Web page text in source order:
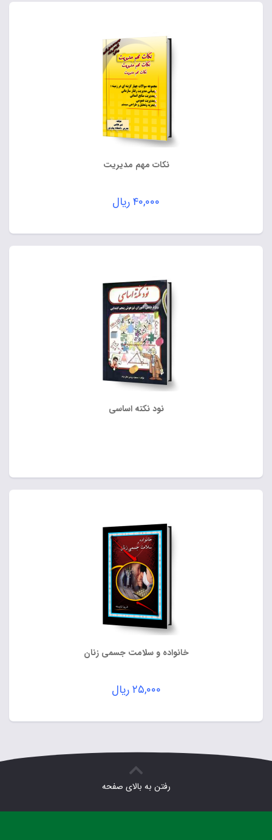
نکات مهم مدیریت
۴۰,۰۰۰ریال
نود نکته اساسی
خانواده و سلامت جسمی زنان
۲۵,۰۰۰ریال
رفتن به بالای صفحه